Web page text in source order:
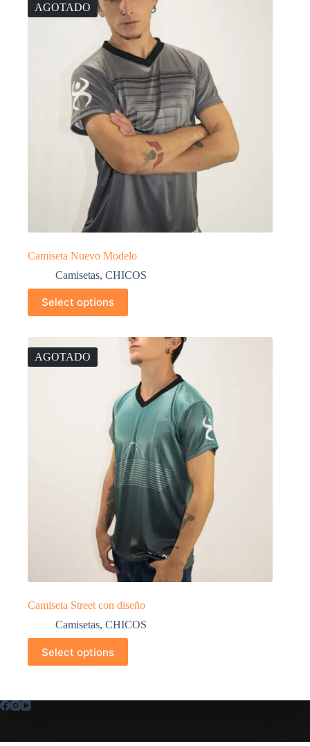
AGOTADO
Camiseta Nuevo Modelo
Camisetas, CHICOS
Select options
AGOTADO
Camiseta Street con diseño
Camisetas, CHICOS
Select options